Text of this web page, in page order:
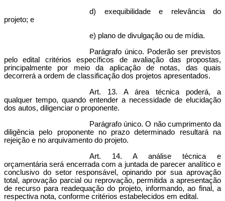
d) exequibilidade e relevância do
projeto; e
e) plano de divulgação ou de mídia.
Parágrafo único. Poderão ser previstos
pelo edital critérios específicos de avaliação das propostas,
principalmente por meio da aplicação de notas, das quais
decorrerá a ordem de classificação dos projetos apresentados.
Art. 13. A área técnica poderá, a
qualquer tempo, quando entender a necessidade de elucidação
dos autos, diligenciar o proponente.
Parágrafo único. O não cumprimento da
diligência pelo proponente no prazo determinado resultará na
rejeição e no arquivamento do projeto.
Art. 14. A análise técnica e
orçamentária será encerrada com a juntada de parecer analítico e
conclusivo do setor responsável, opinando por sua aprovação
total, aprovação parcial ou reprovação, permitida a apresentação
de recurso para readequação do projeto, informando, ao final, a
respectiva nota, conforme critérios estabelecidos em edital.